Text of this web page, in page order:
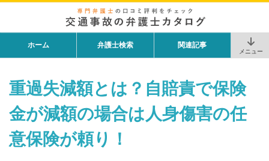
ホーム 弁護士検索 関連記事
メニュー
重過失減額とは？自賠責で保険
金が減額の場合は人身傷害の任
意保険が頼り！